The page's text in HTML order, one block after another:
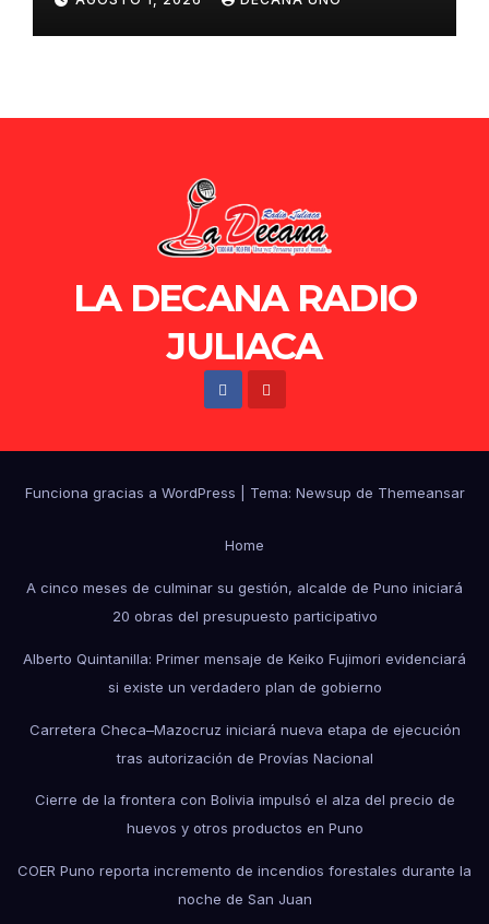
de Ollanta Humala
LA DECANA RADIO
JULIACA
Funciona gracias a WordPress Tema: Newsup de Themeansar
Home
A cinco meses de culminar su gestión, alcalde de Puno iniciará
20 obras del presupuesto participativo
Alberto Quintanilla: Primer mensaje de Keiko Fujimori evidenciará
si existe un verdadero plan de gobierno
Carretera Checa–Mazocruz iniciará nueva etapa de ejecución
tras autorización de Provías Nacional
Cierre de la frontera con Bolivia impulsó el alza del precio de
huevos y otros productos en Puno
COER Puno reporta incremento de incendios forestales durante la
noche de San Juan